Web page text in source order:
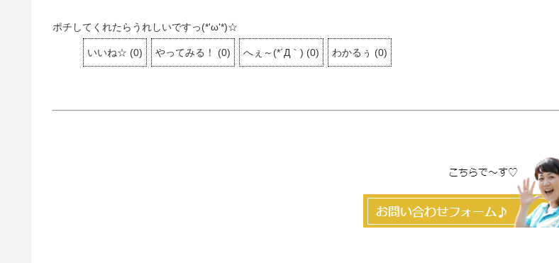
ポチしてくれたらうれしいですっ(*'ω'*)☆
いいね☆ (0) やってみる！ (0) へぇ～(*´Д｀) (0) わかるぅ (0)